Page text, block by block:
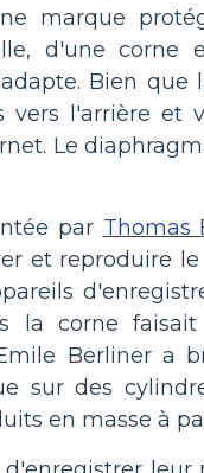
marque
d'une corne
Bien que
l'arrière et
Le
par Thomas
et reproduire
la corne
Berliner a
sur des
en masse à